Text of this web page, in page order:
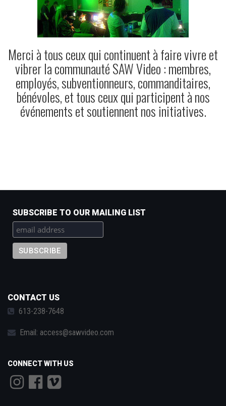
Merci à tous ceux qui continuent à faire vivre et
vibrer la communauté SAW Video : membres,
employés, subventionneurs, commanditaires,
bénévoles, et tous ceux qui participent à nos
événements et soutiennent nos initiatives.
SUBSCRIBE TO OUR MAILING LIST
CONTACT US
613-238-7648
Email: access@sawvideo.com
CONNECT WITH US